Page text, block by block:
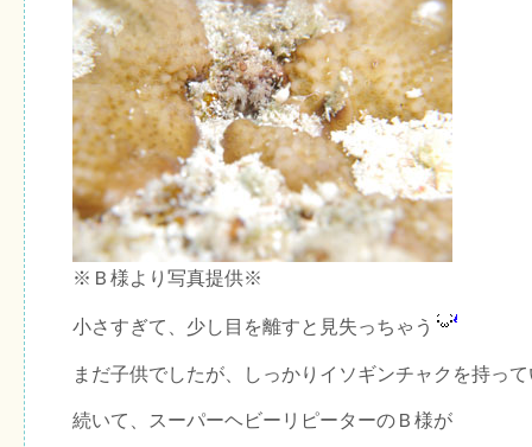
※Ｂ様より写真提供※
小さすぎて、少し目を離すと見失っちゃう
まだ子供でしたが、しっかりイソギンチャクを持っ
続いて、スーパーヘビーリピーターのＢ様が